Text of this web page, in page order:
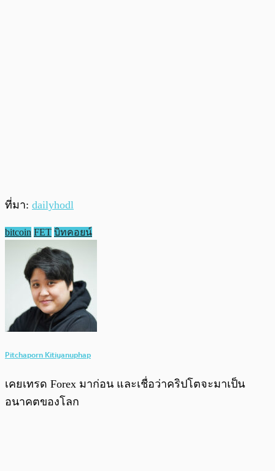
ที่มา: dailyhodl
bitcoin FET บิทคอยน์
Pitchaporn Kitiyanuphap
เคยเทรด Forex มาก่อน และเชื่อว่าคริปโตจะมาเป็น
อนาคตของโลก